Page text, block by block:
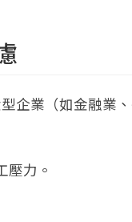
企業（如金融業
壓力。